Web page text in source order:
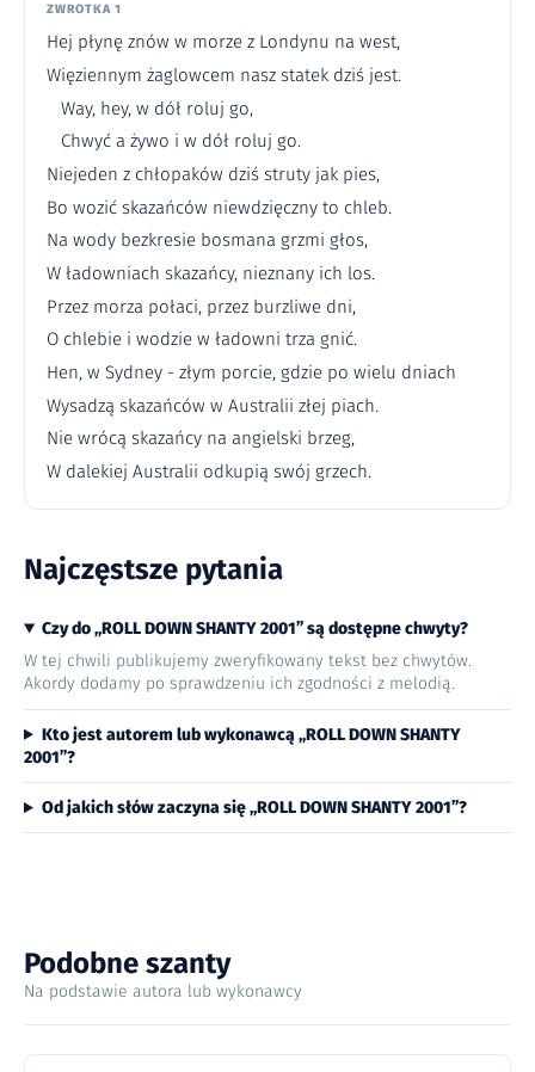
ZWROTKA 1
Hej płynę znów w morze z Londynu na west,
Więziennym żaglowcem nasz statek dziś jest.
Way, hey, w dół roluj go,
Chwyć a żywo i w dół roluj go.
Niejeden z chłopaków dziś struty jak pies,
Bo wozić skazańców niewdzięczny to chleb.
Na wody bezkresie bosmana grzmi głos,
W ładowniach skazańcy, nieznany ich los.
Przez morza połaci, przez burzliwe dni,
O chlebie i wodzie w ładowni trza gnić.
Hen, w Sydney - złym porcie, gdzie po wielu dniach
Wysadzą skazańców w Australii złej piach.
Nie wrócą skazańcy na angielski brzeg,
W dalekiej Australii odkupią swój grzech.
Najczęstsze pytania
Czy do „ROLL DOWN SHANTY 2001” są dostępne chwyty?
W tej chwili publikujemy zweryfikowany tekst bez chwytów.
Akordy dodamy po sprawdzeniu ich zgodności z melodią.
Kto jest autorem lub wykonawcą „ROLL DOWN SHANTY
2001”?
Od jakich słów zaczyna się „ROLL DOWN SHANTY 2001”?
Podobne szanty
Na podstawie autora lub wykonawcy